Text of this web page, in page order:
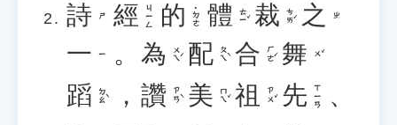
詩
ㄕ 經 ㄐㄧㄥ 的 ˙ㄉㄜ 體 ㄊㄧˇ 裁 ㄘㄞˊ 之 ㄓ
一 ㄧ 。 為 ㄨㄟˊ 配 ㄆㄟˋ 合 ㄏㄜˊ 舞 ㄨˇ
蹈 ㄉㄠˋ ， 讚 ㄗㄢˋ 美 ㄇㄟˇ 祖 ㄗㄨˇ 先 ㄒㄧㄢ 、